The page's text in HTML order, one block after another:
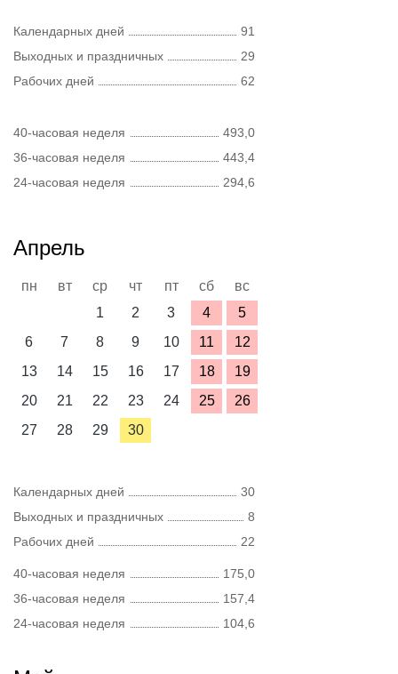
Календарных дней
91
Выходных и праздничных
29
Рабочих дней
62
40-часовая неделя
493,0
36-часовая неделя
443,4
24-часовая неделя
294,6
Апрель
пн вт ср чт пт сб
вс
1
2 3 4
5
6
7 8 9 10 11
12
13
14 15 16 17 18
19
20
21 22 23 24 25
26
27
28 29 30
Календарных дней
30
Выходных и праздничных
8
Рабочих дней
22
40-часовая неделя
175,0
36-часовая неделя
157,4
24-часовая неделя
104,6